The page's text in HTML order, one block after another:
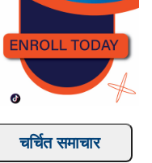
चर्चित समाचार